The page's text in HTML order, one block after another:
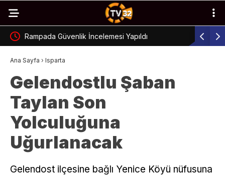
Rampada Güvenlik İncelemesi Yapıldı
Ana Sayfa › Isparta
Gelendostlu Şaban
Taylan Son
Yolculuğuna
Uğurlanacak
Gelendost ilçesine bağlı Yenice Köyü nüfusuna